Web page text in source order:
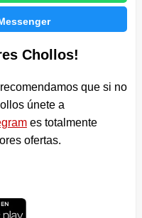
Chollos!
que si no
únete a
es totalmente
ofertas.